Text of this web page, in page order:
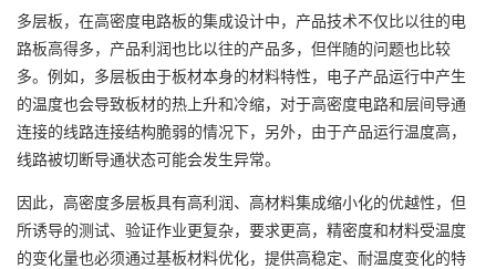
多层板，在高密度电路板的集成设计中，产品技术不仅比以往的电
路板高得多，产品利润也比以往的产品多，但伴随的问题也比较
多。例如，多层板由于板材本身的材料特性，电子产品运行中产生
的温度也会导致板材的热上升和冷缩，对于高密度电路和层间导通
连接的线路连接结构脆弱的情况下，另外，由于产品运行温度高，
线路被切断导通状态可能会发生异常。
因此，高密度多层板具有高利润、高材料集成缩小化的优越性，但
所诱导的测试、验证作业更复杂，要求更高，精密度和材料受温度
的变化量也必须通过基板材料优化，提供高稳定、耐温度变化的特